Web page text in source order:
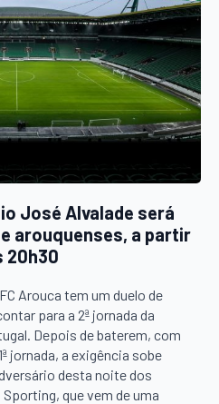
José Alvalade será
arouquenses, a partir
20h30
Arouca tem um duelo de
para a 2ª jornada da
Depois de baterem, com
jornada, a exigência sobe
desta noite dos
que vem de uma